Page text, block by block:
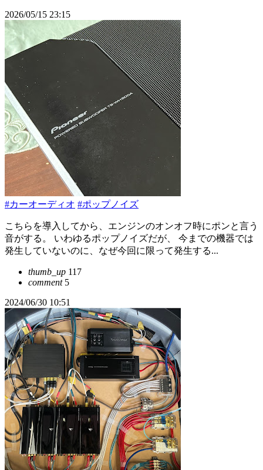
2026/05/15 23:15
#カーオーディオ #ポップノイズ
こちらを導入してから、エンジンのオンオフ時にポンと言う
音がする。 いわゆるポップノイズだが、 今までの機器では
発生していないのに、なぜ今回に限って発生する...
thumb_up 117
comment5
2024/06/30 10:51